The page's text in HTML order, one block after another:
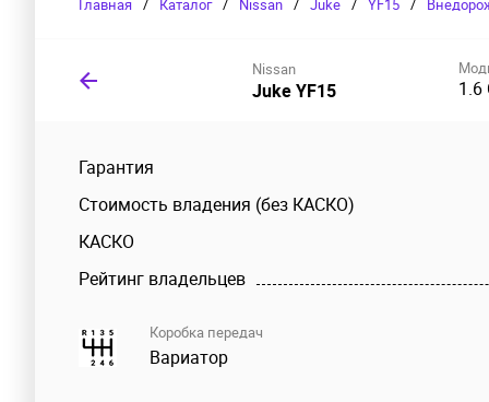
Главная / Каталог / Nissan / Juke / YF15 /
Nissan
Juke YF15 1.6
Гарантия
Стоимость владения (без КАСКО)
КАСКО
Рейтинг владельцев
Коробка передач
Вариатор